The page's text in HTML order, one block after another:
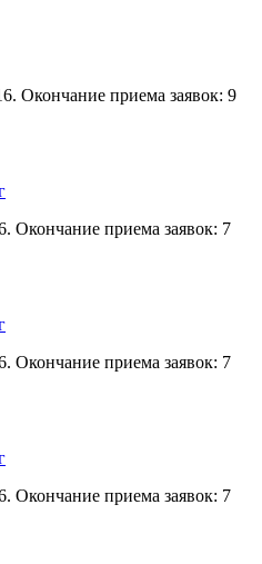
Окончание приема заявок: 9
Окончание приема заявок: 7
Окончание приема заявок: 7
Окончание приема заявок: 7